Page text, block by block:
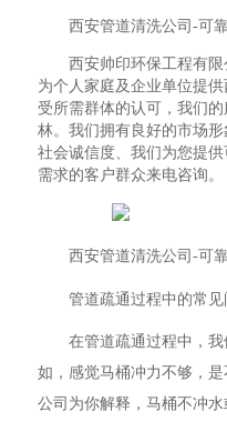
西安管道清洗公司-可
西安帅印环保工程有
为个人家庭及企业单位提
受所需群体的认可，我们
林。我们拥有良好的市场
社会诚信度、我们为您提
需求的客户群众来电咨询。
西安管道清洗公司-可
管道疏通过程中的常
在管道疏通过程中，
如，感觉马桶冲力不够，
公司为你解释，马桶不冲